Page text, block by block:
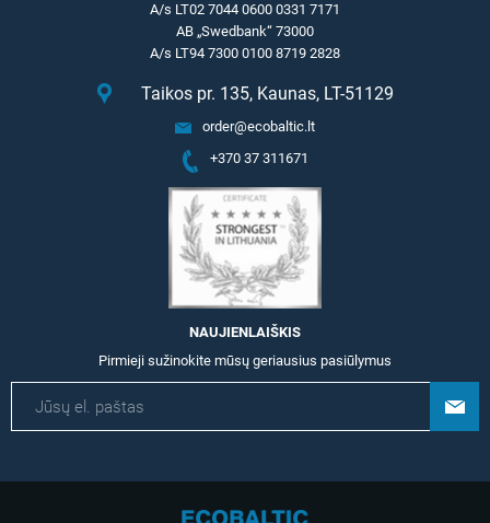
A/s LT02 7044 0600 0331 7171
AB „Swedbank“ 73000
A/s LT94 7300 0100 8719 2828
Taikos pr. 135, Kaunas, LT-51129
order@ecobaltic.lt
+370 37 311671
NAUJIENLAIŠKIS
Pirmieji sužinokite mūsų geriausius pasiūlymus